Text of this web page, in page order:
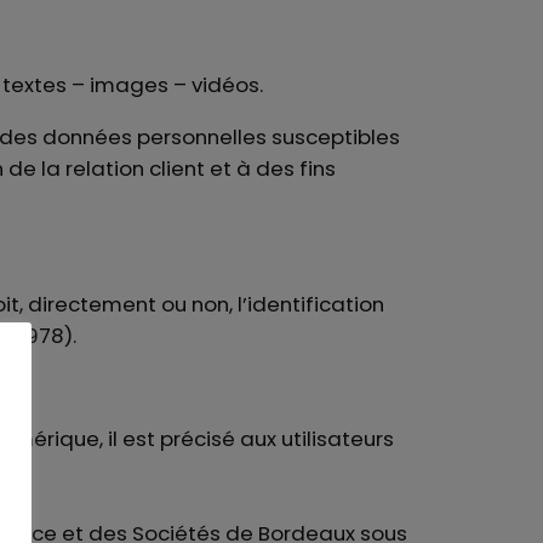
– images – vidéos.
données personnelles susceptibles
la relation client et à des fins
directement ou non, l’identification
1978).
il est précisé aux utilisateurs
et des Sociétés de Bordeaux sous